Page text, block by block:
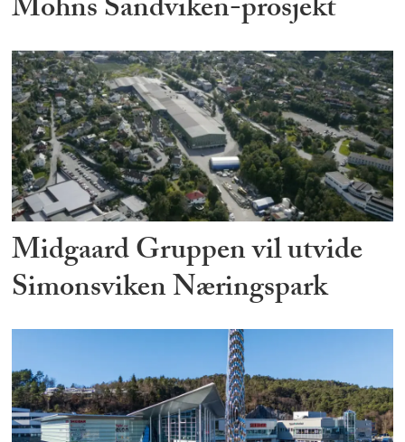
Mohns Sandviken-prosjekt
Midgaard Gruppen vil utvide
Simonsviken Næringspark